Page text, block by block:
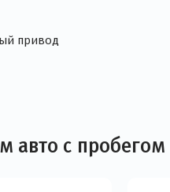
привод
авто с пробегом